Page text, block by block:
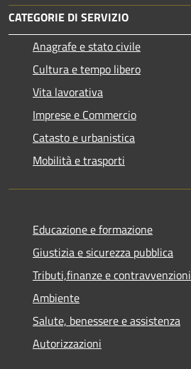
CATEGORIE DI SERVIZIO
Anagrafe e stato civile
Cultura e tempo libero
Vita lavorativa
Imprese e Commercio
Catasto e urbanistica
Mobilità e trasporti
Educazione e formazione
Giustizia e sicurezza pubblica
Tributi,finanze e contravvenzioni
Ambiente
Salute, benessere e assistenza
Autorizzazioni